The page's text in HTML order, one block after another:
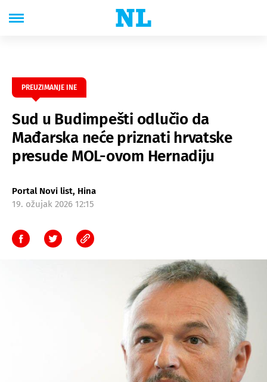
PREUZIMANJE INE
Sud u Budimpešti odlučio da
Mađarska neće priznati hrvatske
presude MOL-ovom Hernadiju
Portal Novi list, Hina
19. ožujak 2026 12:15